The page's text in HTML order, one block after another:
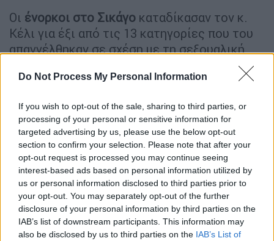
Do Not Process My Personal Information
If you wish to opt-out of the sale, sharing to third parties, or
processing of your personal or sensitive information for
targeted advertising by us, please use the below opt-out
section to confirm your selection. Please note that after your
opt-out request is processed you may continue seeing
interest-based ads based on personal information utilized by
us or personal information disclosed to third parties prior to
your opt-out. You may separately opt-out of the further
disclosure of your personal information by third parties on the
IAB’s list of downstream participants. This information may
also be disclosed by us to third parties on the IAB’s List of
Οι ένορκοι στο Σικάγο καταδίκασαν τον κ.
Κέλι για έξι από τις 13 κατηγορίες που του
απαγγέλθηκαν σε σχέση με τη σεξουαλική
συμπεριλαμβανομένων τωνκατηγοριών
για
δραστηριότητακαι τριών για παραγωγή
σεξουαλικών ταινιών που αφορούσαν
ανήλικο.